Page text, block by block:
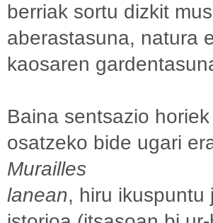
berriak sortu dizkit
aberastasuna, natura
kaosaren
Baina sentsazio
osatzeko bide ugari
Murailles
lanean, hiru ikuspuntu